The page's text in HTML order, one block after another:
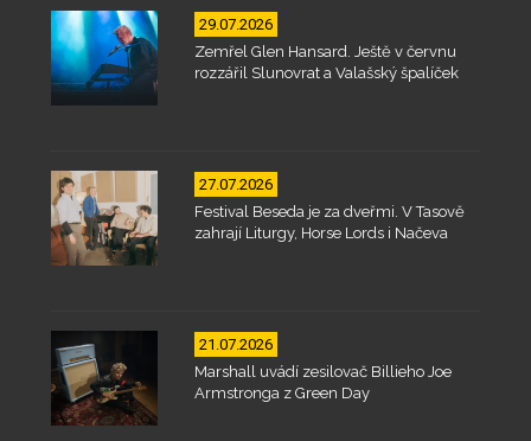
29.07.2026
Zemřel Glen Hansard. Ještě v červnu
rozzářil Slunovrat a Valašský špalíček
27.07.2026
Festival Beseda je za dveřmi. V Tasově
zahrají Liturgy, Horse Lords i Načeva
21.07.2026
Marshall uvádí zesilovač Billieho Joe
Armstronga z Green Day